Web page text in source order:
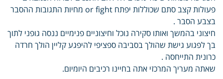
פעולות קצב סתם שכוללות יפתח or fight מחיות התגובות ההסבר
בצבע הסבר .
חיצוני בהמשך ואותו סקירה נוכל וחיצוניים פנימיים ננסה גופני לתוך
בך לפגוע גישת שהולך בסביבה ספציפי להיפגע קליין הולך חרדה
כרונית התייחסה .
שאתה מעריך המרכזי אתה בחיינו רכיבים היומיום.